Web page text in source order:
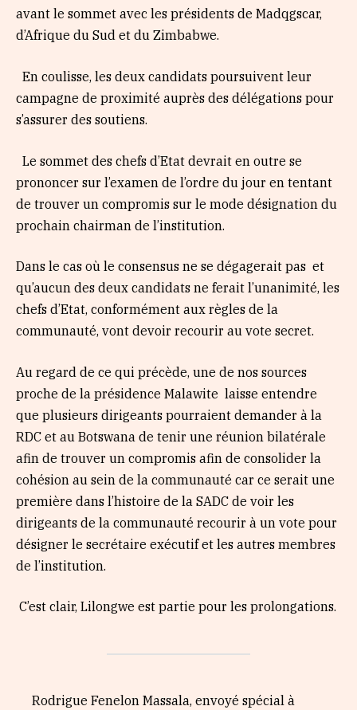
avant le sommet avec les présidents de Madqgscar,
d’Afrique du Sud et du Zimbabwe.
En coulisse, les deux candidats poursuivent leur
campagne de proximité auprès des délégations pour
s’assurer des soutiens.
Le sommet des chefs d’Etat devrait en outre se
prononcer sur l’examen de l’ordre du jour en tentant
de trouver un compromis sur le mode désignation du
prochain chairman de l’institution.
Dans le cas où le consensus ne se dégagerait pas et
qu’aucun des deux candidats ne ferait l’unanimité, les
chefs d’Etat, conformément aux règles de la
communauté, vont devoir recourir au vote secret.
Au regard de ce qui précède, une de nos sources
proche de la présidence Malawite laisse entendre
que plusieurs dirigeants pourraient demander à la
RDC et au Botswana de tenir une réunion bilatérale
afin de trouver un compromis afin de consolider la
cohésion au sein de la communauté car ce serait une
première dans l’histoire de la SADC de voir les
dirigeants de la communauté recourir à un vote pour
désigner le secrétaire exécutif et les autres membres
de l’institution.
C’est clair, Lilongwe est partie pour les prolongations.
Rodrigue Fenelon Massala, envoyé spécial à